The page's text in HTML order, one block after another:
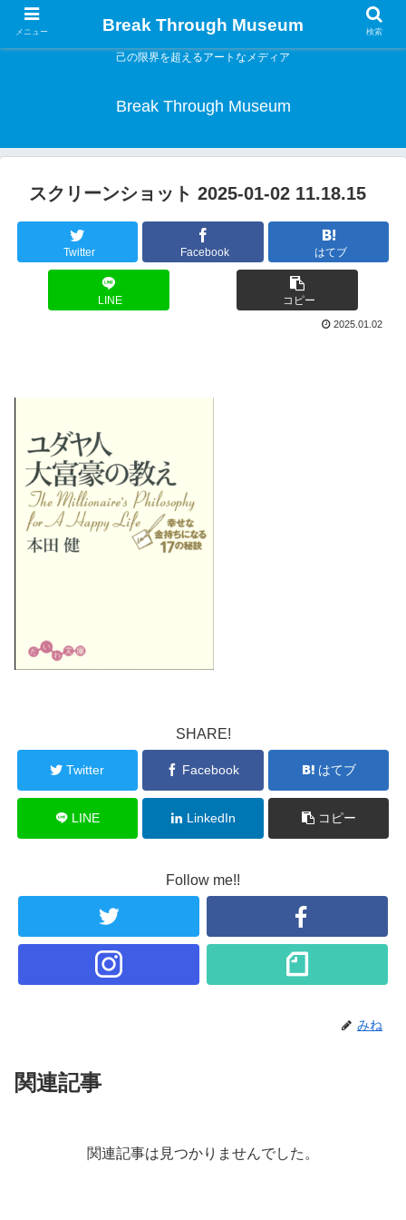
己の限界を超えるアートなメディア
Break Through Museum
スクリーンショット 2025-01-02 11.18.15
Twitter Facebook はてブ
LINE コピー
2025.01.02
SHARE!
Twitter Facebook はてブ
LINE LinkedIn コピー
Follow me!!
みね
関連記事
関連記事は見つかりませんでした。
メニュー Break Through Museum 検索